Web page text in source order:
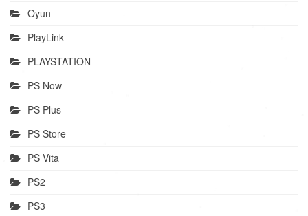
Oyun
PlayLink
PLAYSTATION
PS Now
PS Plus
PS Store
PS Vita
PS2
PS3